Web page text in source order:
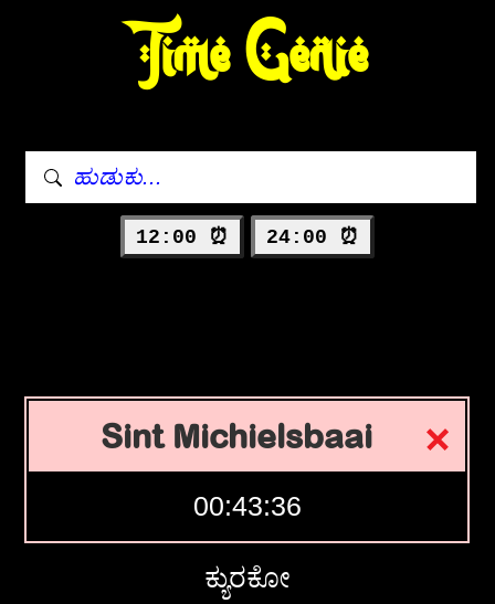
Time Genie
12:00 ⏰ 24:00 ⏰
Sint Michielsbaai
00:43:37
ಕ್ಯುರಕೋ